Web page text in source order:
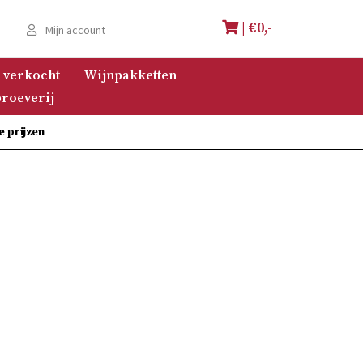
Mijn account | €0,-
verkocht
Wijnpakketten
prijzen